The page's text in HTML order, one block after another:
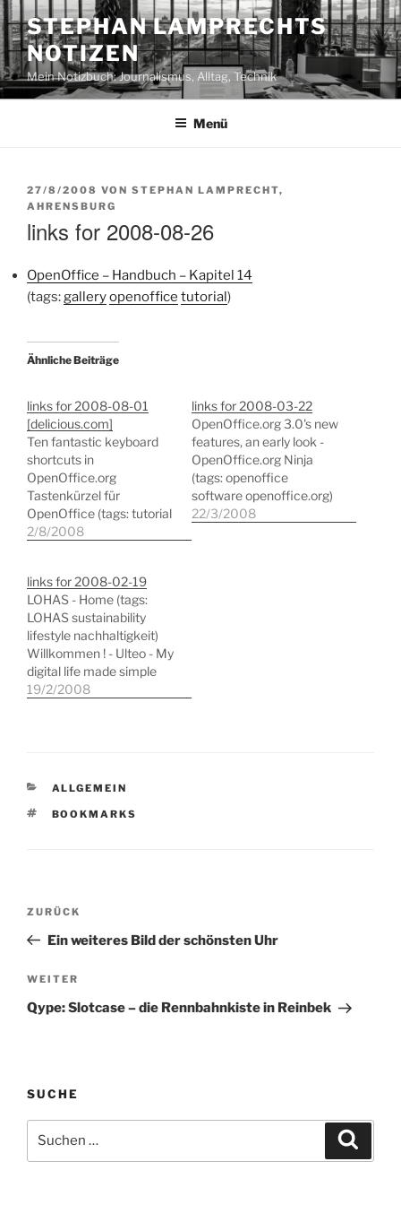
Zum
Inhalt
springen
STEPHAN LAMPRECHTS
NOTIZEN
Mein Notizbuch: Journalismus, Alltag, Technik
Menü
VERÖFFENTLICHT
AM
27/8/2008 VON STEPHAN LAMPRECHT,
AHRENSBURG
links for 2008-08-26
OpenOffice – Handbuch – Kapitel 14
(tags:galleryopenoffice tutorial)
Ähnliche Beiträge
links for 2008-08-01
[delicious.com]
Ten fantastic keyboard
shortcuts in
OpenOffice.org
Tastenkürzel für
OpenOffice (tags: tutorial
shortcuts opensource
2/8/2008
links for 2008-03-22
OpenOffice.org 3.0's new
features, an early look -
OpenOffice.org Ninja
(tags: openoffice
software openoffice.org)
Bibsonomy als del.icio.us-
22/3/2008
links for 2008-02-19
LOHAS - Home (tags:
LOHAS sustainability
lifestyle nachhaltigkeit)
Willkommen ! - Ulteo - My
digital life made simple
(tags: openoffice web2.0
19/2/2008
KATEGORIEN
ALLGEMEIN
SCHLAGWÖRTER
BOOKMARKS
Beitragsnavigation
Vorheriger
Beitrag
ZURÜCK
Ein weiteres Bild der schönsten Uhr
Nächster
Beitrag
WEITER
Qype: Slotcase – die Rennbahnkiste in Reinbek
SUCHE
nach: